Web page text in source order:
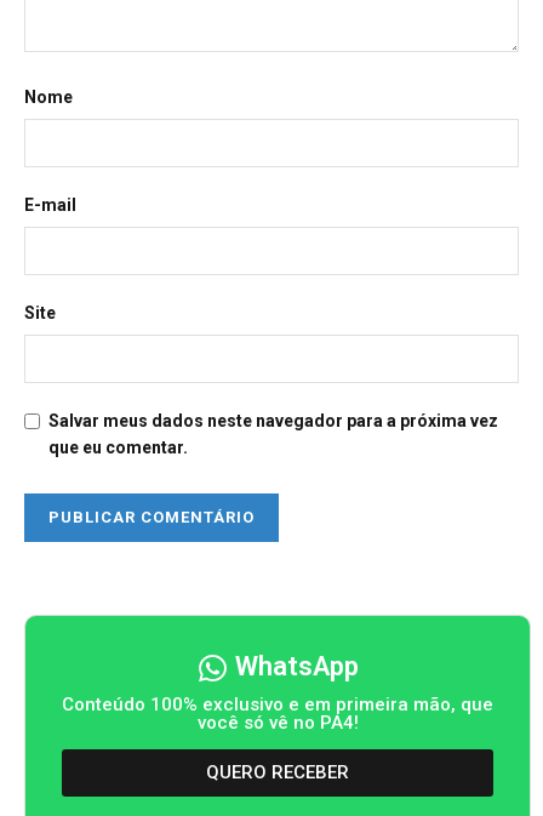
Nome
E-mail
Site
Salvar meus dados neste navegador para a próxima vez
que eu comentar.
WhatsApp
Conteúdo 100% exclusivo e em primeira mão, que
você só vê no PA4!
QUERO RECEBER